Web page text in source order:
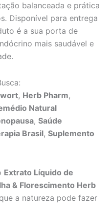
balanceada e prática
Disponível para entrega
é a sua porta de
mais saudável e
, Herb Pharm,
Natural
, Saúde
Brasil, Suplemento
Extrato Líquido de
& Florescimento Herb
a natureza pode fazer